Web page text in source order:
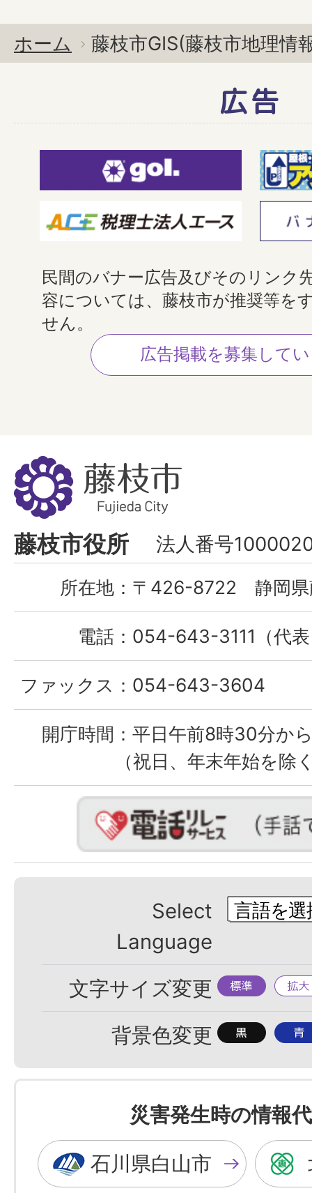
ホーム 藤枝市GIS(藤枝市地理情
広告
民間のバナー広告及びそのリンク
容については、藤枝市が推奨等を
せん。
広告掲載を募集して
藤
枝
市
Fujieda
City
藤枝市役所 法人番号
所在地： 〒426-8722 静岡県
電話： 054-643-3111（代
ファックス： 054-643-3604
開庁時間： 平日午前8時30分か
（祝日、年末年始を除
Select
Language
文字サイズ変更 標
準
拡
大
背景色変更 背
色
を
黒
色
に
背
色
を
青
色
に
災害発生時の情報
石川県白山市